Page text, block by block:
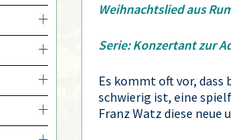
Weihnachtslied aus
Serie: Konzertant zur
Es kommt oft vor,
schwierig ist, eine
Franz Watz diese neue